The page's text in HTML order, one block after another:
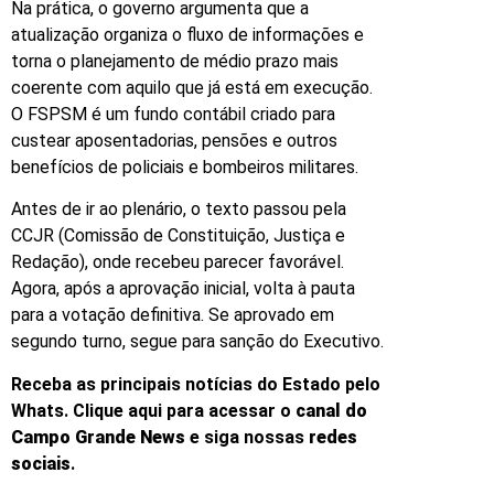
Na prática, o governo argumenta que a
atualização organiza o fluxo de informações e
torna o planejamento de médio prazo mais
coerente com aquilo que já está em execução.
O FSPSM é um fundo contábil criado para
custear aposentadorias, pensões e outros
benefícios de policiais e bombeiros militares.
Antes de ir ao plenário, o texto passou pela
CCJR (Comissão de Constituição, Justiça e
Redação), onde recebeu parecer favorável.
Agora, após a aprovação inicial, volta à pauta
para a votação definitiva. Se aprovado em
segundo turno, segue para sanção do Executivo.
Receba as principais notícias do Estado pelo
Whats. Clique aqui para acessar o canal do
Campo Grande News e siga nossas redes
sociais.